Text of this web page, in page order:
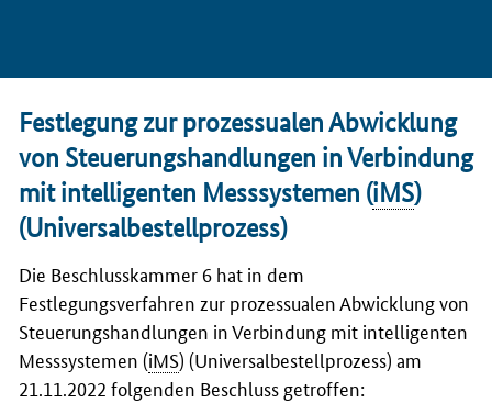
Festlegung zur prozessualen Abwicklung
von Steuerungshandlungen in Verbindung
mit intelligenten Messsystemen (iMS)
(Universalbestellprozess)
Die Beschlusskammer 6 hat in dem
Festlegungsverfahren zur prozessualen Abwicklung von
Steuerungshandlungen in Verbindung mit intelligenten
Messsystemen (iMS) (Universalbestellprozess) am
21.11.2022 folgenden Beschluss getroffen: